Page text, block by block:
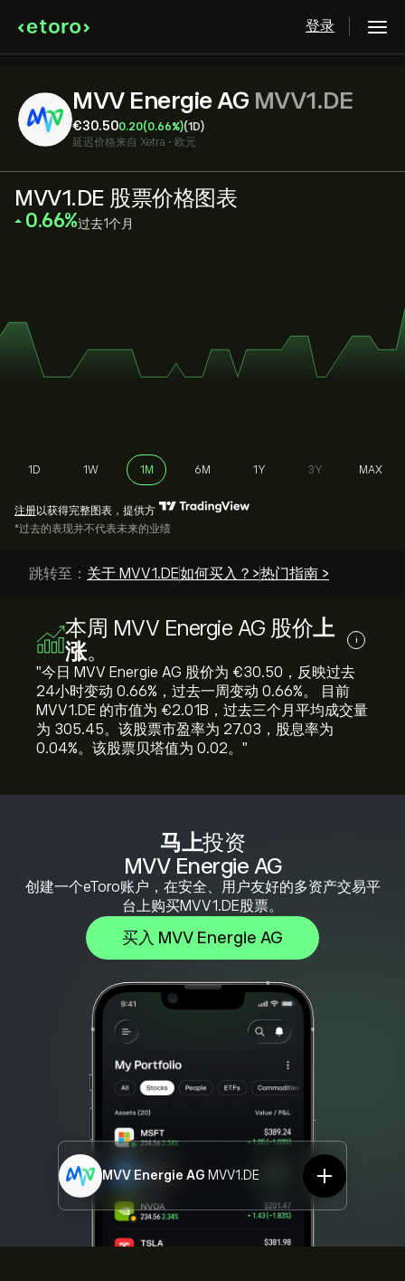
登录
MVV Energie AG MVV1.DE
‎€‎30.500.20(0.66%)(1D)
延迟价格来自 Xetra • 欧元
马上投资
MVV Energie AG
创建一个eToro账户，在安全、用户友好的多资产交易平
台上购买MVV1.DE股票。
买入 MVV Energie AG
MVV Energie AG MVV1.DE
MVV1.DE 股票价格图表
‎0.66‎ 过去1个月
1D 1W 1M 6M 1Y 3Y MAX
注册以获得完整图表，提供方
*过去的表现并不代表未来的业绩
跳转至： 关于 MVV1.DE如何买入？>热门指南 >
本周 MVV Energie AG 股价上
涨。 i
"今日 MVV Energie AG 股价为 ‎€‎30.50，反映过去
24小时变动 ‎0.66‎%，过去一周变动 ‎0.66‎%。 目前
MVV1.DE 的市值为 ‎€‎2.01B，过去三个月平均成交量
为 305.45。该股票市盈率为 27.03，股息率为
0.04%。该股票贝塔值为 0.02。"